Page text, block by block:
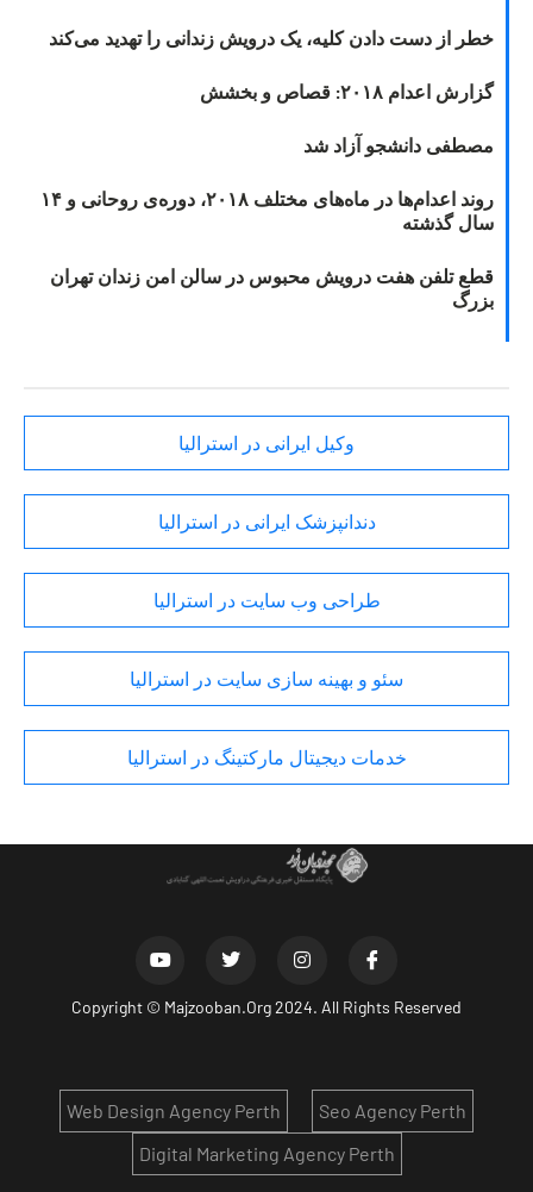
خطر از دست دادن کلیه، یک درویش زندانی را تهدید می‌کند
گزارش اعدام ۲۰۱۸: قصاص و بخشش
مصطفی دانشجو آزاد شد
روند اعدام‌ها در ماه‌های مختلف ۲۰۱۸، دوره‌ی روحانی و ۱۴
سال گذشته
قطع تلفن هفت درویش محبوس در سالن امن زندان تهران
بزرگ
وکیل ایرانی در استرالیا
دندانپزشک ایرانی در استرالیا
طراحی وب سایت در استرالیا
سئو و بهینه سازی سایت در استرالیا
خدمات دیجیتال مارکتینگ در استرالیا
Copyright © Majzooban.Org2024. All Rights Reserved
Seo Agency Perth
Web Design Agency Perth
Digital Marketing Agency Perth